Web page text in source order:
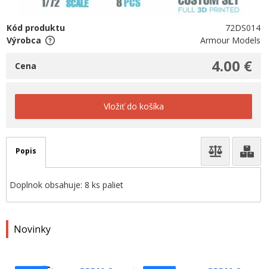
Novinky
Kód produktu
72DS014
Výrobca
Armour Models
4.00 €
Cena
Vložiť do košíka
Popis
Doplnok obsahuje: 8 ks paliet